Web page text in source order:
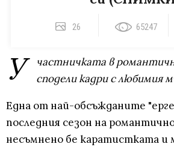
26 65247
У
частничката в
сподели кадри с любимия
Една от най-обсъжданите
последния сезон на
несъмнено бе каратистката и